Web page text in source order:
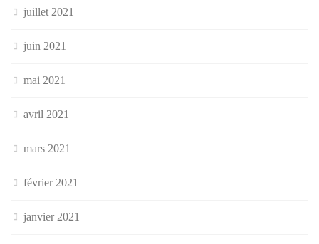
juillet 2021
juin 2021
mai 2021
avril 2021
mars 2021
février 2021
janvier 2021